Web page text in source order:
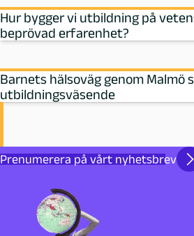
Hur bygger vi utbildning på
beprövad erfarenhet?
Barnets hälsoväg genom Malmö
utbildningsväsende
Prenumerera på vårt nyhetsbrev